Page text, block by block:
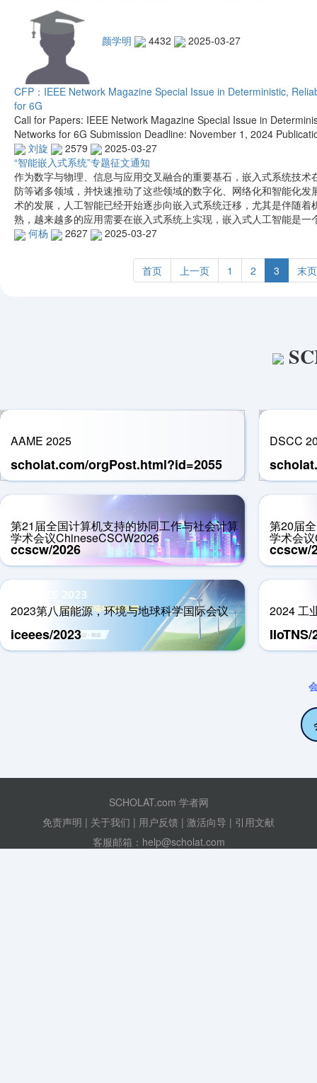
颜学明 4432 2025-03-27
CFP：IEEE Network Magazine Special Issue in Deterministic,
for 6G
Call for Papers: IEEE Network Magazine Special Issue in
Networks for 6G Submission Deadline: November 1, 2024
刘旋
2579
2025-03-27
“智能嵌入式系统”专题征文通知
作为数字与物理、信息与应用交叉融合的重要基石，嵌入式系统技
防等诸多领域，并快速推动了这些领域的数字化、网络化和智能化
术的发展，人工智能已经开始逐步向嵌入式系统迁移，尤其是伴随
熟，越来越多的应用需要在嵌入式系统上实现，嵌入式人工智能是
何杨
2627 2025-03-27
首页 上一页 1 2 3 末页
AAME 2025
scholat.com/orgPost.html?id=2055
DSCC
第21届全国计算机支持的协同工作与社会计算
学术会议ChineseCSCW2026
ccscw/2026
第20届
学术会
ccscw/
2023第八届能源，环境与地球科学国际会议
iceees/2023
2024 工
IIoTNS/
SCHOLAT.com 学者网
免责声明 | 关于我们 | 用户反馈 | 激活向导 | 引用文献
客服邮箱：help@scholat.com